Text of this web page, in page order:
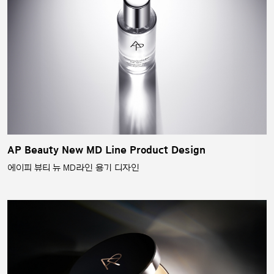
AP Beauty New MD Line Product Design
에이피 뷰티 뉴 MD라인 용기 디자인